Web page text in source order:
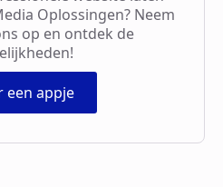
Oplossingen? Neem
op en ontdek de
een appje